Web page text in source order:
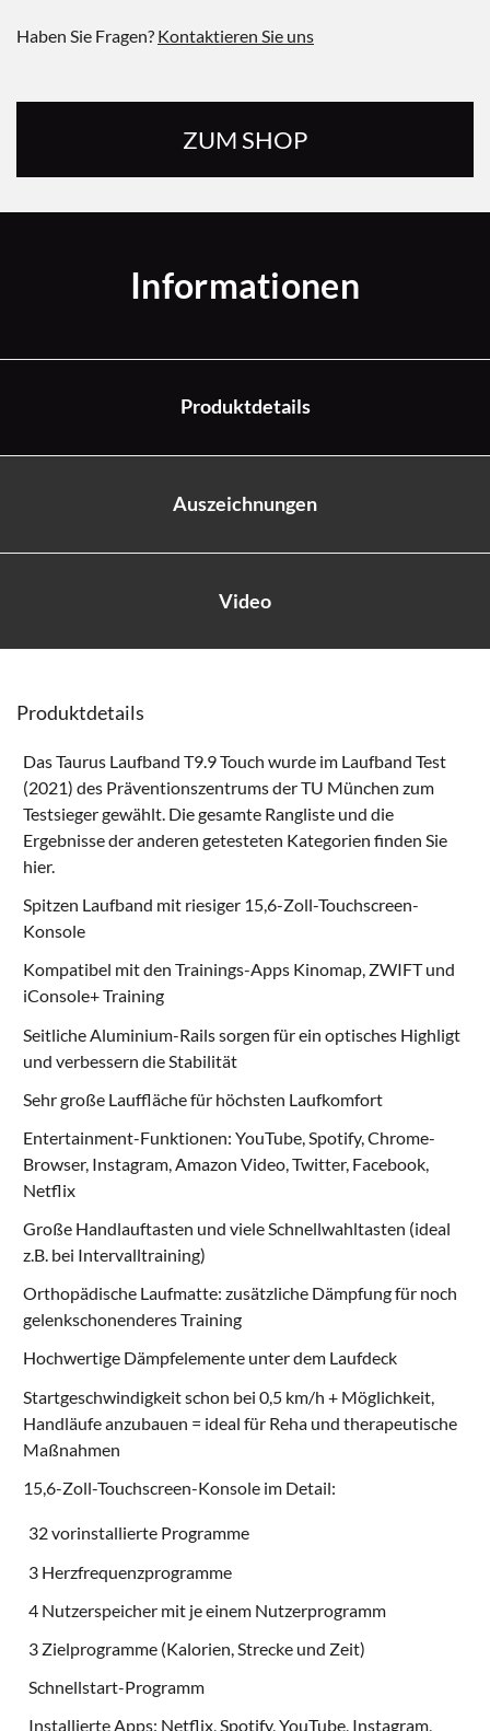
Haben Sie Fragen? Kontaktieren Sie uns
ZUM SHOP
Informationen
Produktdetails
Auszeichnungen
Video
Produktdetails
Das Taurus Laufband T9.9 Touch wurde im Laufband Test
(2021) des Präventionszentrums der TU München zum
Testsieger gewählt. Die gesamte Rangliste und die
Ergebnisse der anderen getesteten Kategorien finden Sie
hier.
Spitzen Laufband mit riesiger 15,6-Zoll-Touchscreen-
Konsole
Kompatibel mit den Trainings-Apps Kinomap, ZWIFT und
iConsole+ Training
Seitliche Aluminium-Rails sorgen für ein optisches Highligt
und verbessern die Stabilität
Sehr große Lauffläche für höchsten Laufkomfort
Entertainment-Funktionen: YouTube, Spotify, Chrome-
Browser, Instagram, Amazon Video, Twitter, Facebook,
Netflix
Große Handlauftasten und viele Schnellwahltasten (ideal
z.B. bei Intervalltraining)
Orthopädische Laufmatte: zusätzliche Dämpfung für noch
gelenkschonenderes Training
Hochwertige Dämpfelemente unter dem Laufdeck
Startgeschwindigkeit schon bei 0,5 km/h + Möglichkeit,
Handläufe anzubauen = ideal für Reha und therapeutische
Maßnahmen
15,6-Zoll-Touchscreen-Konsole im Detail:
32 vorinstallierte Programme
3 Herzfrequenzprogramme
4 Nutzerspeicher mit je einem Nutzerprogramm
3 Zielprogramme (Kalorien, Strecke und Zeit)
Schnellstart-Programm
Installierte Apps: Netflix, Spotify, YouTube, Instagram,